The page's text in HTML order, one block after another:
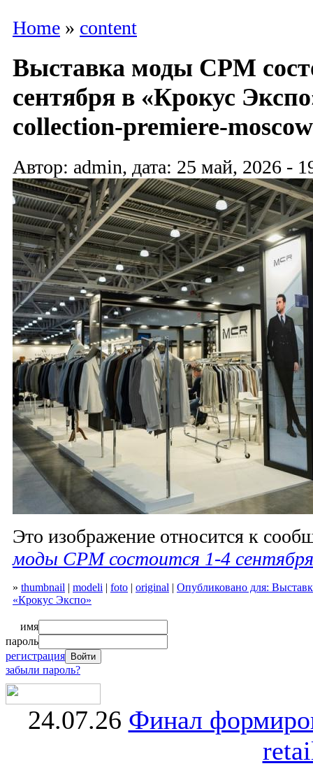
Home » content
Выставка моды CPM
сентября в «Крокус
collection-premiere-
Автор: admin, дата: 25 май, 2026 -
Это изображение относится к
моды CPM состоится 1-4
» thumbnail | modeli | foto | original | Опубликовано для:
«Крокус Экспо»
имя
пароль
регистрация
забыли пароль?
24.07.26 Финал